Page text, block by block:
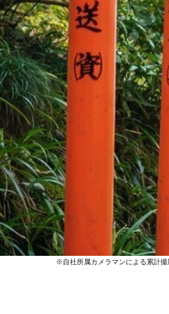
※自社所属カメラマンによる累計